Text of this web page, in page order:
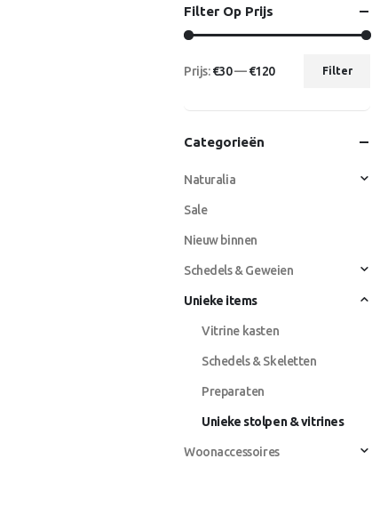
Filter Op Prijs
Min.
prijs
Max.
prijs
Filter
Prijs:€30—€120
Categorieën
Naturalia
Sale
Nieuw binnen
Schedels & Geweien
Unieke items
Vitrine kasten
Schedels & Skeletten
Preparaten
Unieke stolpen & vitrines
Woonaccessoires